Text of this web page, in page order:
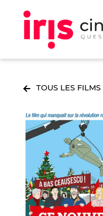
TOUS LES FILMS